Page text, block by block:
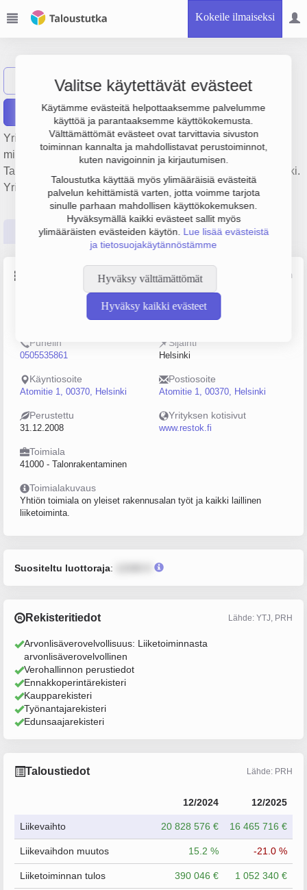
Kokeile ilmaiseksi
Valitse käytettävät evästeet
Käytämme evästeitä helpottaaksemme palvelumme
käyttöä ja parantaaksemme käyttökokemusta.
Välttämättömät evästeet ovat tarvittavia sivuston
toiminnan kannalta ja mahdollistavat perustoiminnot,
kuten navigoinnin ja kirjautumisen.
Taloustutka käyttää myös ylimääräisiä evästeitä
palvelun kehittämistä varten, jotta voimme tarjota
sinulle parhaan mahdollisen käyttökokemuksen.
Hyväksymällä kaikki evästeet sallit myös
ylimääräisten evästeiden käytön. Lue lisää evästeistä
ja tietosuojakäytännöstämme
Hyväksy välttämättömät
Hyväksy kaikki evästeet
Näytä haku RESTOK OY
Raportit
Yrityksen RESTOK OY liikevaihto on 16.5 milj. €, tulos 1.1
milj. € ja henkilöstömäärä 31. Sen päätoimiala on
Talonrakentaminen, perustamisvuosi 2008 ja sijainti Helsinki.
Yrityksen yhtiömuoto Osakeyhtiö (OY).
Perustiedot Tilinpäätösluvut Päättäjätiedot
Lähde: YTJ, PRH, Traficom
Henkilöstömäärä
20–49
Puhelin
0505535861
Sijainti
Helsinki
Käyntiosoite
Atomitie 1, 00370, Helsinki
Postiosoite
Atomitie 1, 00370, Helsinki
Perustettu
31.12.2008
Yrityksen kotisivut
www.restok.fi
Toimiala
41000 - Talonrakentaminen
Toimialakuvaus
Yhtiön toimiala on yleiset rakennusalan työt ja kaikki laillinen
liiketoiminta.
Suositeltu luottoraja:
Rekisteritiedot Lähde: YTJ, PRH
Arvonlisäverovelvollisuus: Liiketoiminnasta
arvonlisäverovelvollinen
Verohallinnon perustiedot
Ennakkoperintärekisteri
Kaupparekisteri
Työnantajarekisteri
Edunsaajarekisteri
Taloustiedot Lähde: PRH
12/2024 12/2025
Liikevaihto 20 828 576 € 16 465 716 €
Liikevaihdon muutos 15.2 % -21.0 %
Liiketoiminnan tulos 390 046 € 1 052 340 €